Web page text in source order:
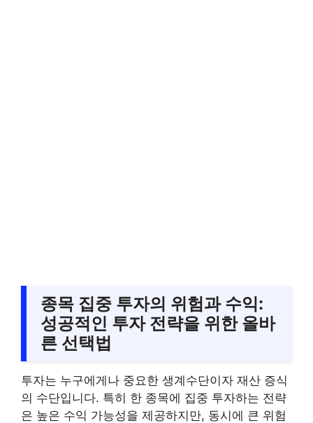
종목 집중 투자의 위험과 수익:
성공적인 투자 전략을 위한 올바
른 선택법
투자는 누구에게나 중요한 생계수단이자 재산 증식
의 수단입니다. 특히 한 종목에 집중 투자하는 전략
은 높은 수익 가능성을 제공하지만, 동시에 큰 위험